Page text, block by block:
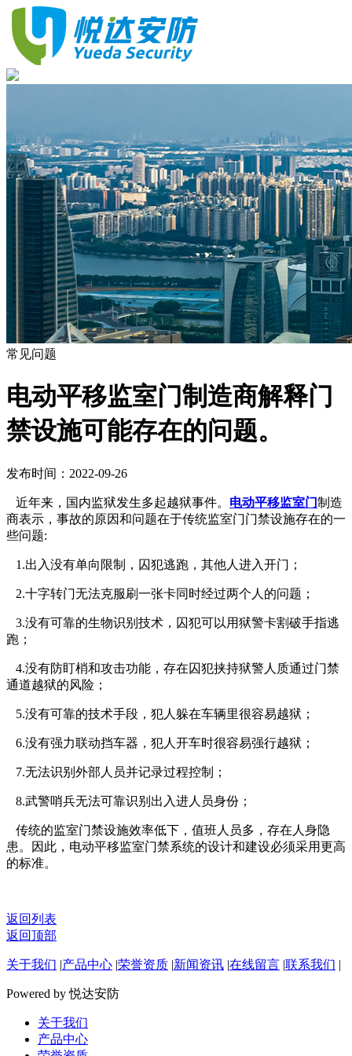
常见问题
电动平移监室门制造商解释门
禁设施可能存在的问题。
发布时间：2022-09-26
近年来，国内监狱发生多起越狱事件。 电动平移监室门制造
商表示，事故的原因和问题在于传统监室门门禁设施存在的一
些问题:
1.出入没有单向限制，囚犯逃跑，其他人进入开门；
2.十字转门无法克服刷一张卡同时经过两个人的问题；
3.没有可靠的生物识别技术，囚犯可以用狱警卡割破手指逃
跑；
4.没有防盯梢和攻击功能，存在囚犯挟持狱警人质通过门禁
通道越狱的风险；
5.没有可靠的技术手段，犯人躲在车辆里很容易越狱；
6.没有强力联动挡车器，犯人开车时很容易强行越狱；
7.无法识别外部人员并记录过程控制；
8.武警哨兵无法可靠识别出入进人员身份；
传统的监室门禁设施效率低下，值班人员多，存在人身隐
患。因此，电动平移监室门禁系统的设计和建设必须采用更高
的标准。
返回列表
返回顶部
关于我们 |产品中心 |荣誉资质 |新闻资讯 |在线留言 |联系我们 |
Powered by 悦达安防
关于我们
产品中心